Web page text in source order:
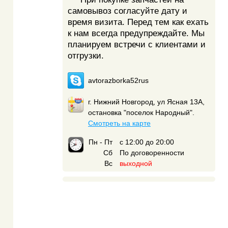
самовывоз согласуйте дату и
время визита. Перед тем как ехать
к нам всегда предупреждайте. Мы
планируем встречи с клиентами и
отгрузки.
avtorazborka52rus
г. Нижний Новгород, ул Ясная 13А,
остановка "поселок Народный".
Смотреть на карте
Пн - Пт
с 12:00 до 20:00
Сб
По договоренности
Вс
выходной